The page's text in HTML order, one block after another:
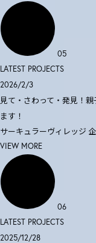
05
LATEST PROJECTS
2026/2/3
見て・さわって・発見！
ます！
サーキュラーヴィレッジ
VIEW MORE
06
LATEST PROJECTS
2025/12/28